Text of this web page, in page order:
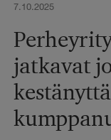
7.10.2025
jatkavat